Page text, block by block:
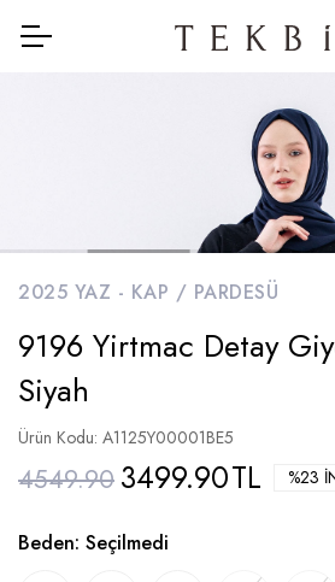
2025 YAZ - KAP / PARDESÜ
9196 Yirtmac Detay
Siyah
Ürün Kodu: A1125Y00001BE5
4549.90 3499.90TL %23
Beden: Seçilmedi